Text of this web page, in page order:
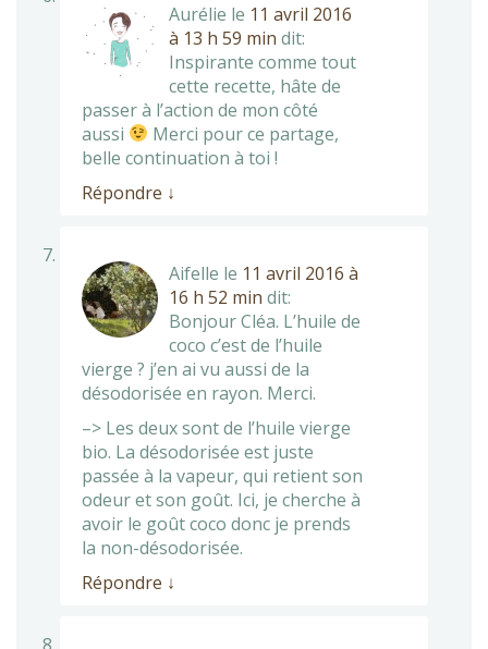
Aurélie le 11 avril 2016
à 13 h 59 min dit:
Inspirante comme tout
cette recette, hâte de
passer à l’action de mon côté
aussi
Merci pour ce partage,
belle continuation à toi !
Répondre ↓
Aifelle le 11 avril 2016 à
16 h 52 min dit:
Bonjour Cléa. L’huile de
coco c’est de l’huile
vierge ? j’en ai vu aussi de la
désodorisée en rayon. Merci.
–> Les deux sont de l’huile vierge
bio. La désodorisée est juste
passée à la vapeur, qui retient son
odeur et son goût. Ici, je cherche à
avoir le goût coco donc je prends
la non-désodorisée.
Répondre ↓